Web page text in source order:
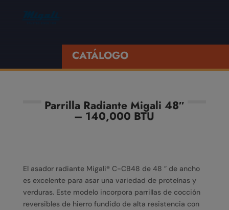
CATÁLOGO
Parrilla Radiante Migali 48″
– 140,000 BTU
El asador radiante Migali® C-CB48 de 48 ″ de ancho
es excelente para asar una variedad de proteínas y
verduras. Este modelo incorpora parrillas de cocción
reversibles de hierro fundido de alta resistencia con